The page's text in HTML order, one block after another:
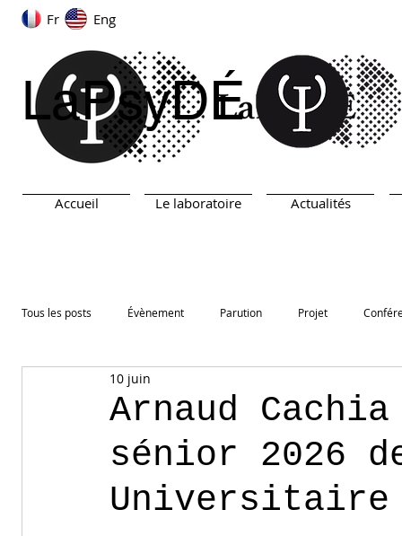
Fr Eng
LaPsyDÉ
Accueil Le laboratoire Actualités
Tous les posts Évènement Parution Projet
TEST
Arnaud Cachia
sénior 2026
Universitaire
10 juin